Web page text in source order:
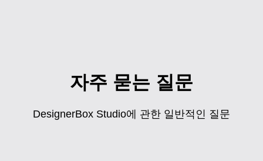
자주 묻는 질문
DesignerBox Studio에 관한 일반적인 질문